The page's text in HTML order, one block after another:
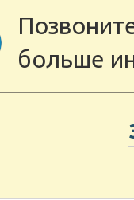
больше